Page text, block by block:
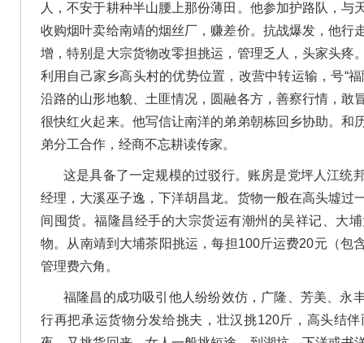
人，不安于耕种半山腰上那份薄田。他参加护路队，与
收购烟叶卖给南靖的烟丝厂，赚差价。抗战爆发，他行
增，特别是大宗货物改零担挑运，管理乏人，头家头疼
利用自己家乡高头村的优势位置，改营中转运输，号“
沿路的山形地貌、土匪情况，圆融各方，善察行情，敢
很快红火起来。他写信让南洋的弟弟朝栋回乡协助。和
弟分工合作，经商不忘耕读传家。
这是具备了一定规模的过驳行。账房是党坪人江统
经理，大溪巫子逸，下洋胡昌龙。货物一般在高头墟过
间囤货。福隆昌经手的大宗货运有潮州的吴祥记、大
物。从南靖到大埔茶阳挑运，每担100斤运费20元（包
管理费六角。
福隆昌的成功吸引他人纷纷效仿，广隆、芳美、永
行再把承运货物分发给挑夫，壮汉挑120斤，高头结